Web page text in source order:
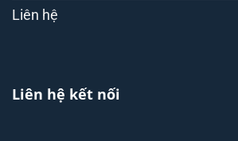
Liên hệ
Liên hệ kết nối